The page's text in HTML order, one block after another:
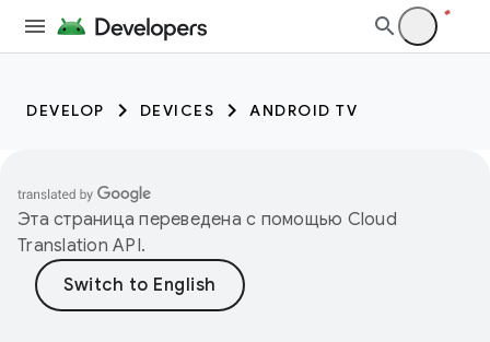
DEVELOP DEVICES ANDROID TV
Эта страница переведена с помощью Cloud
Translation API.